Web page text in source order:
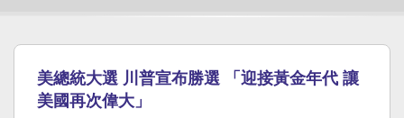
美總統大選 川普宣布勝選 「迎接黃金年代 讓
美國再次偉大」